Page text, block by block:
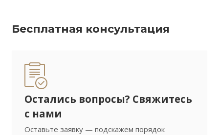
Бесплатная консультация
Остались вопросы? Свяжитесь
с нами
Оставьте заявку — подскажем порядок